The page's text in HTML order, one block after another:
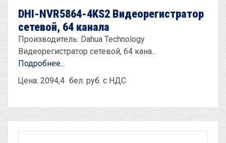
DHI-NVR5864-4KS2 Видеорегистратор
сетевой, 64 канала
Производитель: Dahua Technology
Видеорегистратор сетевой, 64 кана...
Подробнее...
Цена: 2094,4 бел. руб. с НДС